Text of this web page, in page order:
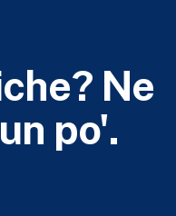
Ne
po'.